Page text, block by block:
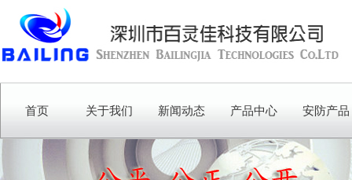
首页 关于我们 新闻动态 产品中心 安防产品